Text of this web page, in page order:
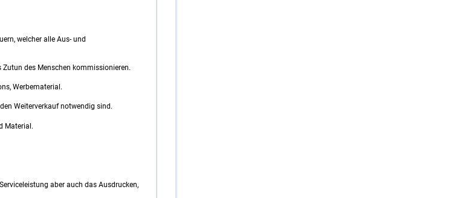
welcher alle Aus- und
des Menschen kommissionieren.
Werbematerial.
Weiterverkauf notwendig sind.
Material.
aber auch das Ausdrucken,